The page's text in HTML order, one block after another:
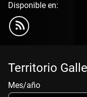
Disponible en:
Territorio
Mes/año